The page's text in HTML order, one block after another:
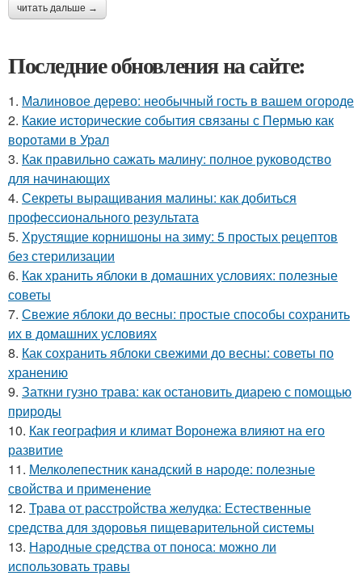
читать дальше →
Последние обновления на сайте:
1. Малиновое дерево: необычный гость в вашем огороде
2. Какие исторические события связаны с Пермью как
воротами в Урал
3. Как правильно сажать малину: полное руководство
для начинающих
4. Секреты выращивания малины: как добиться
профессионального результата
5. Хрустящие корнишоны на зиму: 5 простых рецептов
без стерилизации
6. Как хранить яблоки в домашних условиях: полезные
советы
7. Свежие яблоки до весны: простые способы сохранить
их в домашних условиях
8. Как сохранить яблоки свежими до весны: советы по
хранению
9. Заткни гузно трава: как остановить диарею с помощью
природы
10. Как география и климат Воронежа влияют на его
развитие
11. Мелколепестник канадский в народе: полезные
свойства и применение
12. Трава от расстройства желудка: Естественные
средства для здоровья пищеварительной системы
13. Народные средства от поноса: можно ли
использовать травы